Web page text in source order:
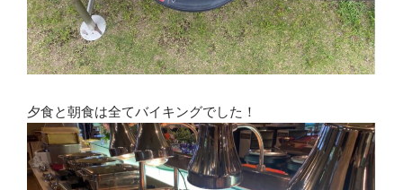
夕食と朝食は全てバイキングでした！